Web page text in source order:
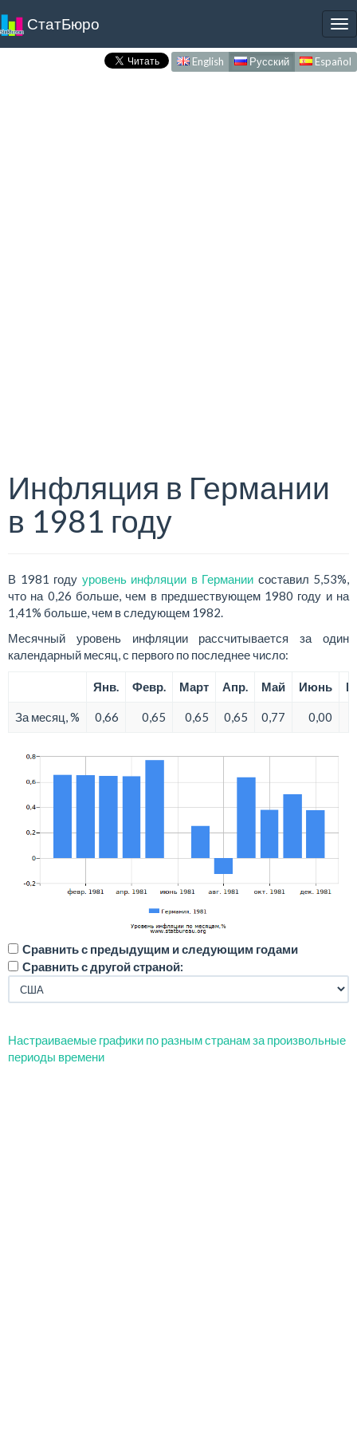
СтатБюро
English Русский Español
Инфляция в Германии
в 1981 году
В 1981 году уровень инфляции в Германии составил 5,53%,
что на 0,26 больше, чем в предшествующем 1980 году и на
1,41% больше, чем в следующем 1982.
Месячный уровень инфляции рассчитывается за один
календарный месяц, с первого по последнее число:
Янв. Февр. Март Апр. Май Июнь
За месяц, % 0,66 0,65 0,65 0,65 0,77 0,00
Сравнить с предыдущим и следующим годами
Сравнить с другой страной:
Настраиваемые графики по разным странам за произвольные
периоды времени